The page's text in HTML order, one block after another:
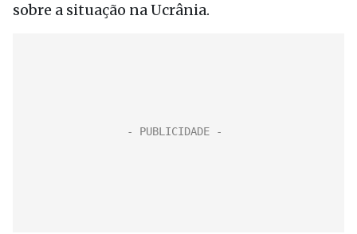
sobre a situação na Ucrânia.